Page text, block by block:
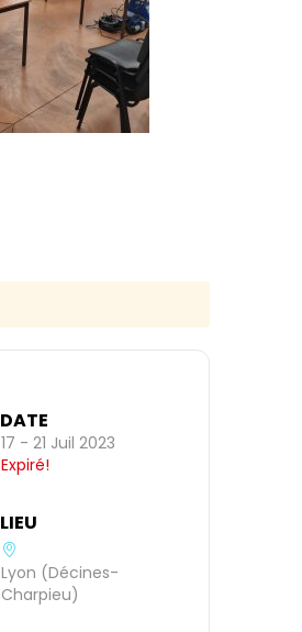
DATE
17 - 21 Juil 2023
Expiré!
LIEU
Lyon (Décines-
Charpieu)